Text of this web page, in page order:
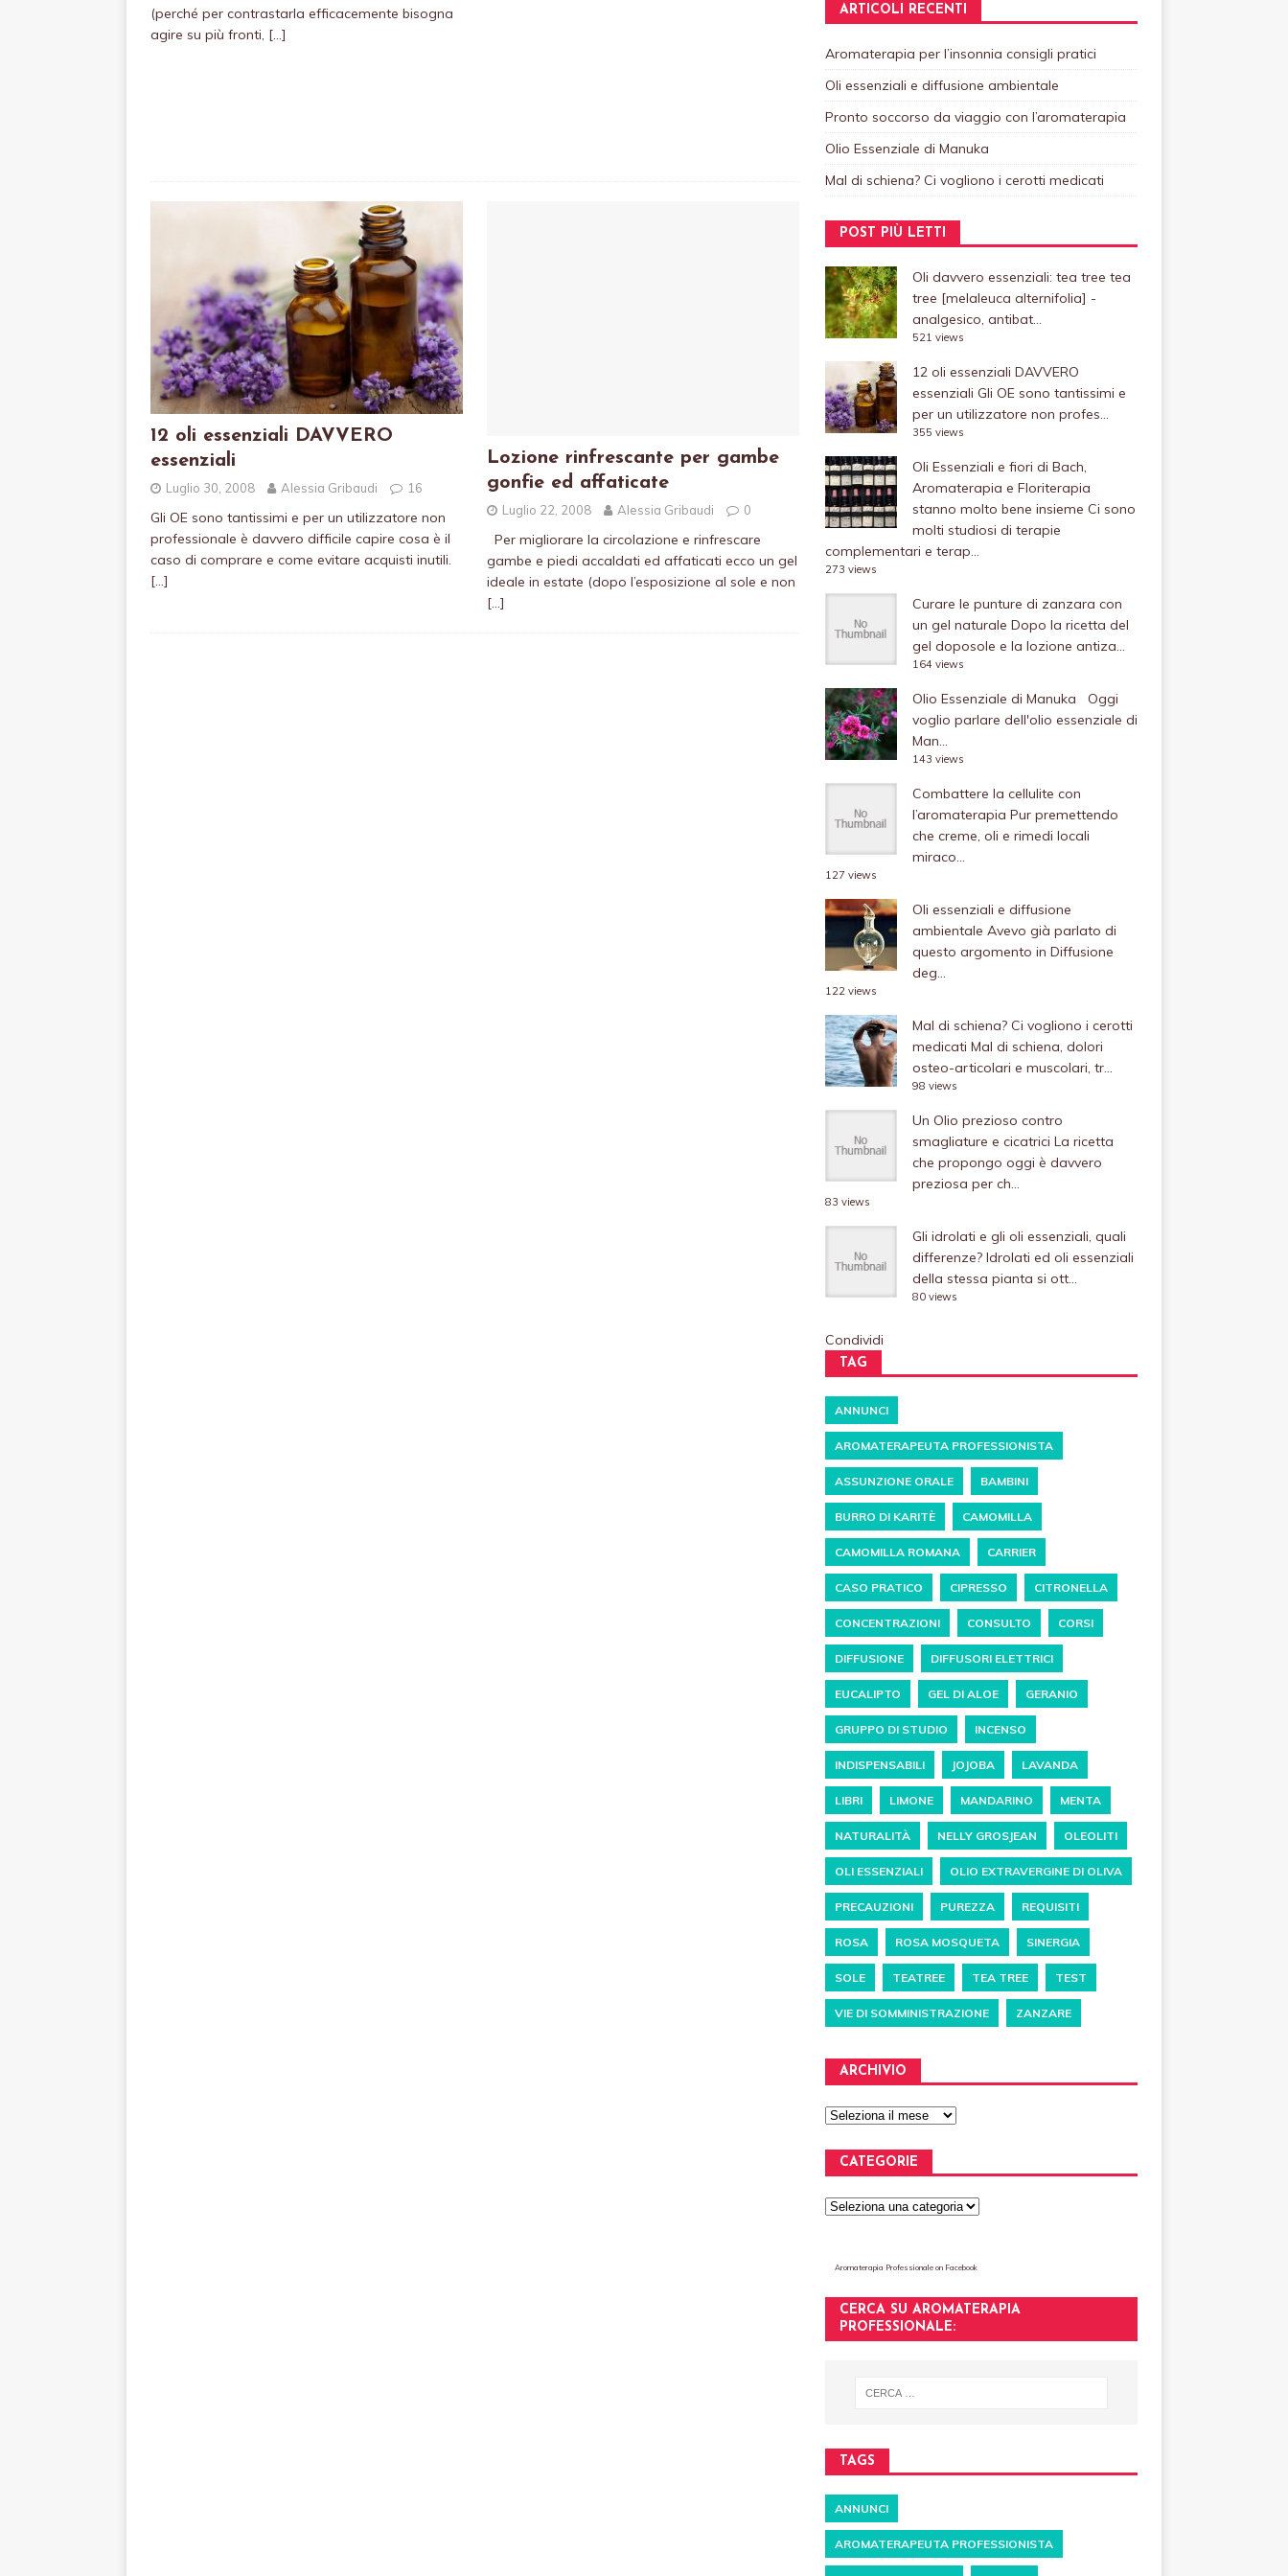
(perché per contrastarla efficacemente bisogna
agire su più fronti, […]
12 oli essenziali DAVVERO
essenziali
Luglio 30, 2008 Alessia Gribaudi 16
Gli OE sono tantissimi e per un utilizzatore non
professionale è davvero difficile capire cosa è il
caso di comprare e come evitare acquisti inutili.
[…]
Lozione rinfrescante per gambe
gonfie ed affaticate
Luglio 22, 2008 Alessia Gribaudi 0
Per migliorare la circolazione e rinfrescare
gambe e piedi accaldati ed affaticati ecco un gel
ideale in estate (dopo l’esposizione al sole e non
[…]
ARTICOLI RECENTI
Aromaterapia per l’insonnia consigli pratici
Oli essenziali e diffusione ambientale
Pronto soccorso da viaggio con l’aromaterapia
Olio Essenziale di Manuka
Mal di schiena? Ci vogliono i cerotti medicati
POST PIÙ LETTI
Oli davvero essenziali: tea tree tea
tree [melaleuca alternifolia] -
analgesico, antibat...
521 views
12 oli essenziali DAVVERO
essenziali Gli OE sono tantissimi e
per un utilizzatore non profes...
355 views
Oli Essenziali e fiori di Bach,
Aromaterapia e Floriterapia
stanno molto bene insieme Ci sono
molti studiosi di terapie
complementari e terap...
273 views
Curare le punture di zanzara con
un gel naturale Dopo la ricetta del
gel doposole e la lozione antiza...
164 views
Olio Essenziale di Manuka
Oggi
voglio parlare dell'olio essenziale di
Man...
143 views
Combattere la cellulite con
l’aromaterapia Pur premettendo
che creme, oli e rimedi locali
miraco...
127 views
Oli essenziali e diffusione
ambientale Avevo già parlato di
questo argomento in Diffusione
deg...
122 views
Mal di schiena? Ci vogliono i cerotti
medicati Mal di schiena, dolori
osteo-articolari e muscolari, tr...
98 views
Un Olio prezioso contro
smagliature e cicatrici La ricetta
che propongo oggi è davvero
preziosa per ch...
83 views
Gli idrolati e gli oli essenziali, quali
differenze? Idrolati ed oli essenziali
della stessa pianta si ott...
80 views
Condividi
TAG
ANNUNCI
AROMATERAPEUTA PROFESSIONISTA
ASSUNZIONE ORALE BAMBINI
BURRO DI KARITÈ CAMOMILLA
CAMOMILLA ROMANA CARRIER
CASO PRATICO CIPRESSO CITRONELLA
CONCENTRAZIONI CONSULTO CORSI
DIFFUSIONE DIFFUSORI ELETTRICI
EUCALIPTO GEL DI ALOE GERANIO
GRUPPO DI STUDIO INCENSO
INDISPENSABILI JOJOBA LAVANDA
LIBRI LIMONE MANDARINO MENTA
NATURALITÀ NELLY GROSJEAN OLEOLITI
OLI ESSENZIALI OLIO EXTRAVERGINE DI OLIVA
PRECAUZIONI PUREZZA REQUISITI
ROSA ROSA MOSQUETA SINERGIA
SOLE TEATREE TEA TREE TEST
VIE DI SOMMINISTRAZIONE ZANZARE
ARCHIVIO
CATEGORIE
Aromaterapia Professionaleon Facebook
CERCA SU AROMATERAPIA
PROFESSIONALE:
TAGS
ANNUNCI
AROMATERAPEUTA PROFESSIONISTA